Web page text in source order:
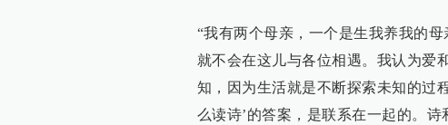
“我有两个母亲，一个是生我养我的
就不会在这儿与各位相遇。我认为爱
知，因为生活就是不断探索未知的过
么读诗’的答案，是联系在一起的。